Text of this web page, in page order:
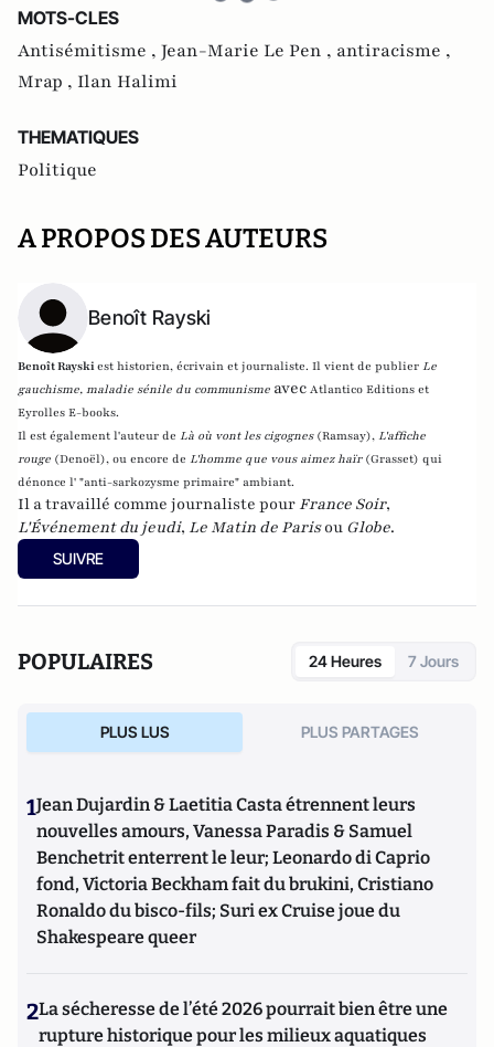
MOTS-CLES
Antisémitisme , Jean-Marie Le Pen , antiracisme ,
Mrap , Ilan Halimi
THEMATIQUES
Politique
A PROPOS DES AUTEURS
Benoît Rayski
Benoît Rayskiest historien, écrivain et journaliste. Il vient de publier Le
gauchisme, maladie sénile du communisme avec Atlantico Editions et
Eyrolles E-books.
Il est également l'auteur de Là où vont les cigognes (Ramsay), L'affiche
rouge (Denoël), ou encore de L'homme que vous aimez haïr (Grasset) qui
dénonce l' "anti-sarkozysme primaire" ambiant.
Il a travaillé comme journaliste pour France Soir,
L'Événement du jeudi, Le Matin de Parisou Globe.
SUIVRE
POPULAIRES 24 Heures 7 Jours
PLUS LUS PLUS PARTAGES
1Jean Dujardin & Laetitia Casta étrennent leurs
nouvelles amours, Vanessa Paradis & Samuel
Benchetrit enterrent le leur; Leonardo di Caprio
fond, Victoria Beckham fait du brukini, Cristiano
Ronaldo du bisco-fils; Suri ex Cruise joue du
Shakespeare queer
2La sécheresse de l’été 2026 pourrait bien être une
rupture historique pour les milieux aquatiques